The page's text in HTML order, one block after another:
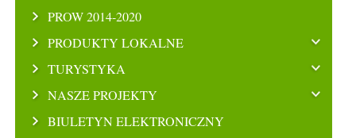
PROW 2014-2020
PRODUKTY LOKALNE
TURYSTYKA
NASZE PROJEKTY
BIULETYN ELEKTRONICZNY